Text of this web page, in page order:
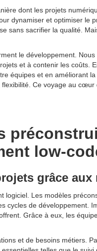
dont les projets
dynamiser et optimiser le
sans sacrifier la qualité.
le développement.
et à contenir les coûts.
équipes et en améliorant
Ce voyage au
low-
grâce
Les modèles
cycles de développement.
Grâce à eux, les
et de besoins métiers.